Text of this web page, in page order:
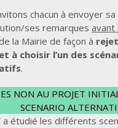
chacun à envoyer sa
ses remarques avant
la Mairie de façon à
à choisir l’un des
.
NON AU PROJET
SCENARIO
a étudié les différents